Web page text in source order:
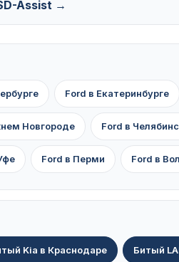
Assist →
Ford в Екатеринбурге
Новгороде Ford в
Ford в Перми Ford в
Kia в Краснодаре Битый